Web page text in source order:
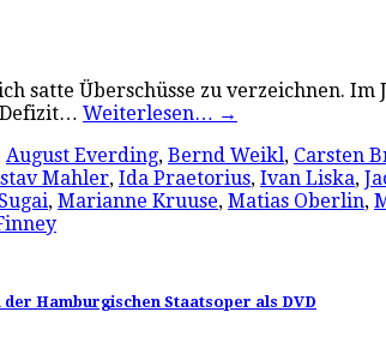
satte Überschüsse zu verzeichnen. Im
Defizit… Weiterlesen… →
August Everding, Bernd Weikl, Carsten
Mahler, Ida Praetorius, Ivan Liska,
, Marianne Kruuse, Matias Oberlin,
Hamburgischen Staatsoper als DVD